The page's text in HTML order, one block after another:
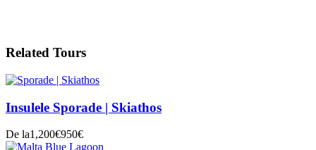
Related Tours
Insulele Sporade | Skiathos
De la1,200€950€